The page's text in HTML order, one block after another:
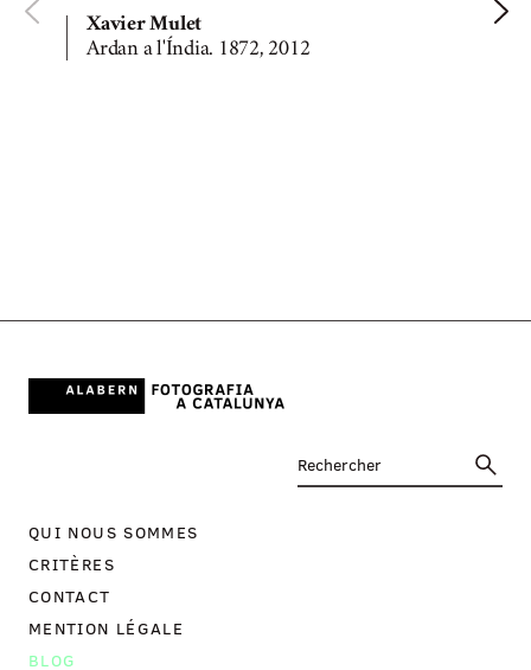
Xavier Mulet
Ardan a l'Índia. 1872, 2012
QUI NOUS SOMMES
CRITÈRES
CONTACT
MENTION LÉGALE
BLOG